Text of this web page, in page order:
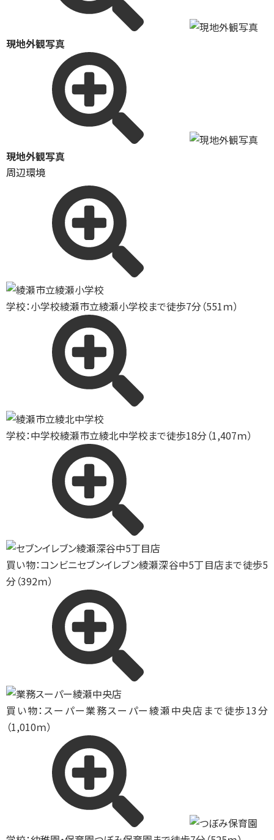
現地外観写真
現地外観写真
周辺環境
学校：小学校綾瀬市立綾瀬小学校まで徒歩7分（551ｍ）
学校：中学校綾瀬市立綾北中学校まで徒歩18分（1,407ｍ）
買い物：コンビニセブンイレブン綾瀬深谷中5丁目店まで徒歩5
分（392ｍ）
買い物：スーパー業務スーパー綾瀬中央店まで徒歩13分
（1,010ｍ）